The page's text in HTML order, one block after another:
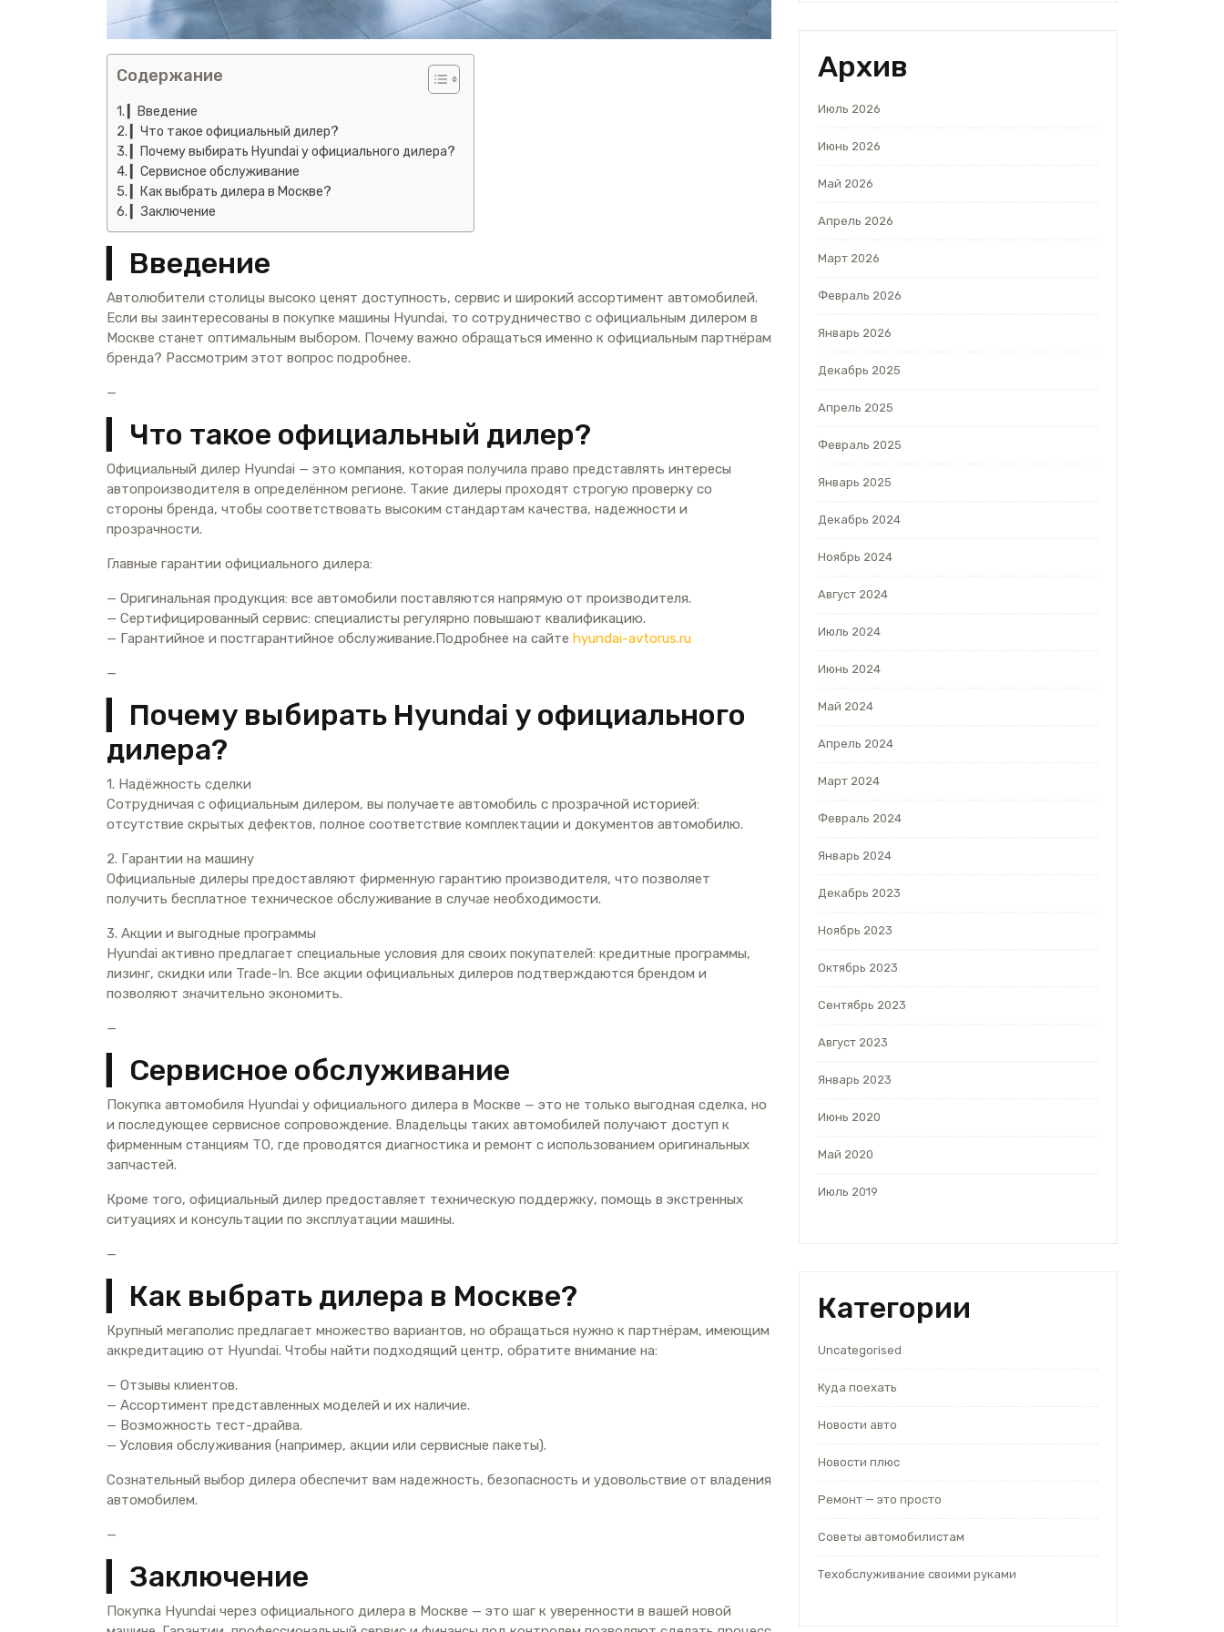
Содержание
▎Введение
▎Что такое официальный дилер?
▎Почему выбирать Hyundai у официального дилера?
▎Сервисное обслуживание
▎Как выбрать дилера в Москве?
▎Заключение
▎Введение
Автолюбители столицы высоко ценят доступность, сервис и широкий ассортимент автомобилей.
Если вы заинтересованы в покупке машины Hyundai, то сотрудничество с официальным дилером в
Москве станет оптимальным выбором. Почему важно обращаться именно к официальным партнёрам
бренда? Рассмотрим этот вопрос подробнее.
—
▎Что такое официальный дилер?
Официальный дилер Hyundai — это компания, которая получила право представлять интересы
автопроизводителя в определённом регионе. Такие дилеры проходят строгую проверку со
стороны бренда, чтобы соответствовать высоким стандартам качества, надежности и
прозрачности.
Главные гарантии официального дилера:
— Оригинальная продукция: все автомобили поставляются напрямую от производителя.
— Сертифицированный сервис: специалисты регулярно повышают квалификацию.
— Гарантийное и постгарантийное обслуживание.Подробнее на сайте hyundai-avtorus.ru
—
▎Почему выбирать Hyundai у официального
дилера?
1. Надёжность сделки
Сотрудничая с официальным дилером, вы получаете автомобиль с прозрачной историей:
отсутствие скрытых дефектов, полное соответствие комплектации и документов автомобилю.
2. Гарантии на машину
Официальные дилеры предоставляют фирменную гарантию производителя, что позволяет
получить бесплатное техническое обслуживание в случае необходимости.
3. Акции и выгодные программы
Hyundai активно предлагает специальные условия для своих покупателей: кредитные программы,
лизинг, скидки или Trade-In. Все акции официальных дилеров подтверждаются брендом и
позволяют значительно экономить.
—
▎Сервисное обслуживание
Покупка автомобиля Hyundai у официального дилера в Москве — это не только выгодная сделка, но
и последующее сервисное сопровождение. Владельцы таких автомобилей получают доступ к
фирменным станциям ТО, где проводятся диагностика и ремонт с использованием оригинальных
запчастей.
Кроме того, официальный дилер предоставляет техническую поддержку, помощь в экстренных
ситуациях и консультации по эксплуатации машины.
—
▎Как выбрать дилера в Москве?
Крупный мегаполис предлагает множество вариантов, но обращаться нужно к партнёрам, имеющим
аккредитацию от Hyundai. Чтобы найти подходящий центр, обратите внимание на:
— Отзывы клиентов.
— Ассортимент представленных моделей и их наличие.
— Возможность тест-драйва.
— Условия обслуживания (например, акции или сервисные пакеты).
Сознательный выбор дилера обеспечит вам надежность, безопасность и удовольствие от владения
автомобилем.
—
▎Заключение
Покупка Hyundai через официального дилера в Москве — это шаг к уверенности в вашей новой
Архив
Июль 2026
Июнь 2026
Май 2026
Апрель 2026
Март 2026
Февраль 2026
Январь 2026
Декабрь 2025
Апрель 2025
Февраль 2025
Январь 2025
Декабрь 2024
Ноябрь 2024
Август 2024
Июль 2024
Июнь 2024
Май 2024
Апрель 2024
Март 2024
Февраль 2024
Январь 2024
Декабрь 2023
Ноябрь 2023
Октябрь 2023
Сентябрь 2023
Август 2023
Январь 2023
Июнь 2020
Май 2020
Июль 2019
Категории
Uncategorised
Куда поехать
Новости авто
Новости плюс
Ремонт — это просто
Советы автомобилистам
Техобслуживание своими руками